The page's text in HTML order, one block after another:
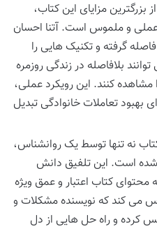
بزرگترین مزایای این کتاب،
عملی و ملموس است. آتنا احسان
گرفته و تکنیک هایی را
بلافاصله در زندگی روزمره
مشاهده کنند. این رویکرد عملی،
بهبود تعاملات خانوادگی تبدیل
نه تنها توسط یک روانشناس،
است. این تلفیق دانش
کتاب اعتبار و عمق ویژه
می کند که نویسنده مشکلات و
کرده و راه حل هایی از دل